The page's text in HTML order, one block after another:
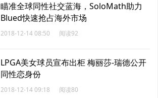
瞄准全球同性社交蓝海，SoloMath助力
Blued快速抢占海外市场
2018-12-14 08:50 阅读92
LPGA美女球员宣布出柜 梅丽莎-瑞德公开
同性恋身份
2018-12-14 09:18 阅读80